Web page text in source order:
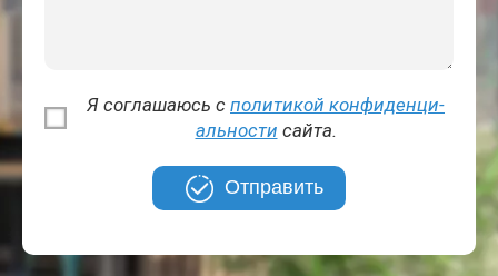
Я соглашаюсь с политикой кон­фи­ден­ци­
аль­но­сти сайта.
Отправить